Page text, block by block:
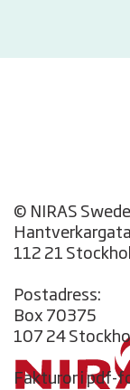
© NIRAS
112 21
Postadress:
Box 70375
107 24
Fakturor i pdf-